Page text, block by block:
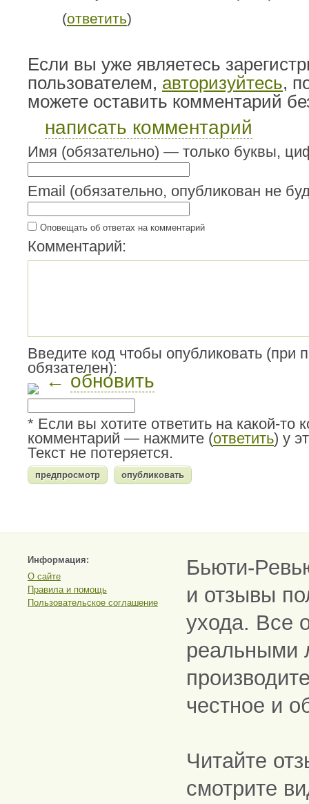
(ответить)
Если вы уже являетесь
пользователем, авторизуйтесь,
можете оставить комментарий
написать комментарий
Имя (обязательно) — только буквы,
Email (обязательно, опубликован не
Оповещать об ответах на комментарий
Комментарий:
Введите код чтобы опубликовать (при
обязателен):
← обновить
* Если вы хотите ответить на какой-то
комментарий — нажмите (ответить) у
Текст не потеряется.
Информация:
О сайте
Правила и помощь
Пользовательское соглашение
Бьюти-
и отзывы
ухода. Все
реальными
честное и
Читайте
смотрите